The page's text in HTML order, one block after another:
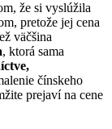
že si vyslúžila
pretože jej cena
väčšina
, ktorá sama
čínskeho
prejaví na cene